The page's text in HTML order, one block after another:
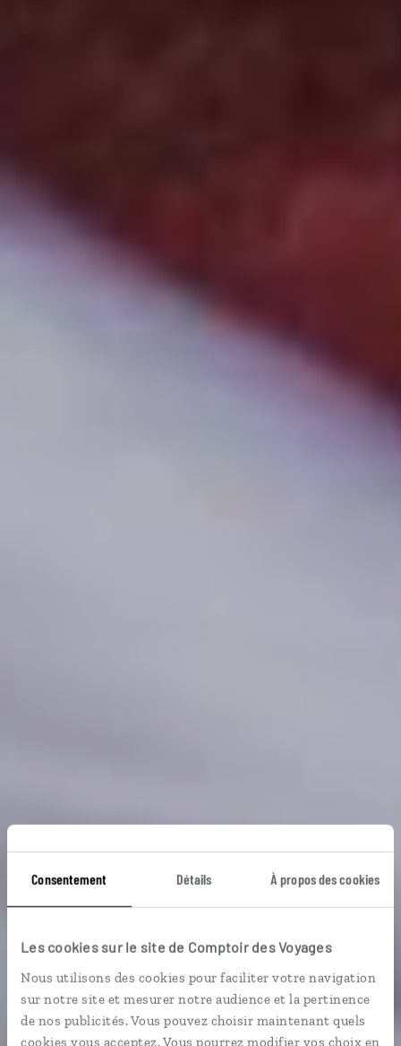
Consentement Détails À propos des cookies
Les cookies sur le site de Comptoir des Voyages
Nous utilisons des cookies pour faciliter votre navigation
sur notre site et mesurer notre audience et la pertinence
de nos publicités. Vous pouvez choisir maintenant quels
cookies vous acceptez. Vous pourrez modifier vos choix en
Offrandes indo-
cinghalaises
Circuit culturel en Inde du Sud et au Sri Lanka.